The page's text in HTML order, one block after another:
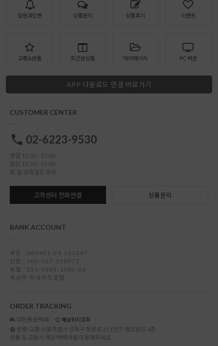
질문과답변 상품문의 상품후기 이벤트
교환&반품 최근본상품 마이페이지 PC 버젼
APP 다운로드 연결 바로가기
CUSTOMER CENTER
02-6223-9530
평일 11:00 - 17:30
점심 13:30 - 15:00
토,일,공휴일은 휴무
고객센터 전화연결 상품문의
BANK ACCOUNT
국민 : 060401-04-161397
신한 : 100-027-550977
농협 : 351-0382-1202-83
예금주 빅사이즈클럽
ORDER TRACKING
대한통운택배 배송위치조회
반품/교환 서울특별시 성북구 정릉로 251번지 명성빌딩 4층
반품 및 교환시 해당 택배사를 이용해주세요.